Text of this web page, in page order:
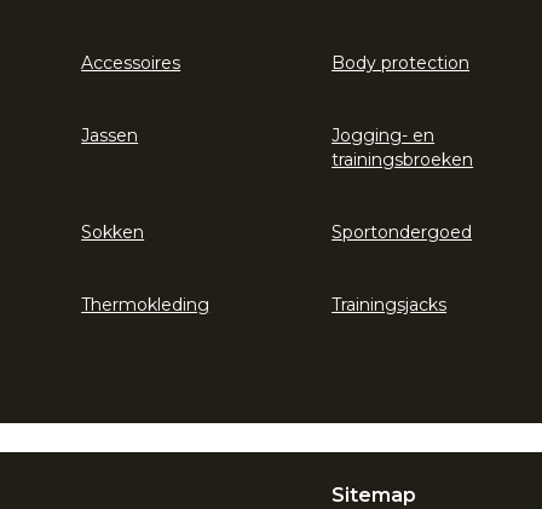
Accessoires Body protection
Jassen
Jogging- en
trainingsbroeken
Sokken Sportondergoed
Thermokleding Trainingsjacks
Sitemap